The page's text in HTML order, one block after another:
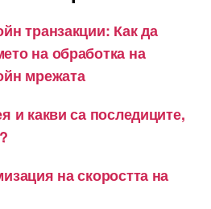
транзакции: Как да
на обработка на
мрежата
и какви са последиците,
на скоростта на